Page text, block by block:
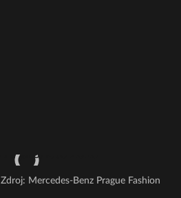
Zdroj: Mercedes-Benz Prague Fashion